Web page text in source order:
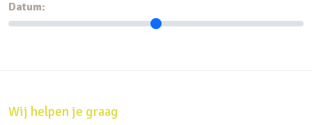
Datum:
Wij helpen je graag